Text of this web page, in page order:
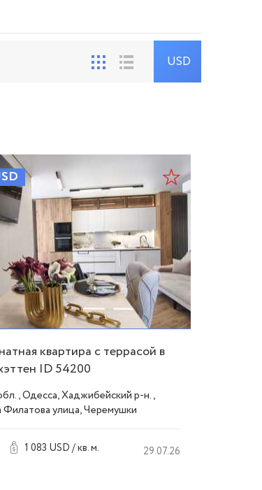
USD
UAH
квартира с террасой в
ID 54200
Одесса, Хаджибейский р-н.,
улица, Черемушки
1 083 USD / кв. м. 29.07.26